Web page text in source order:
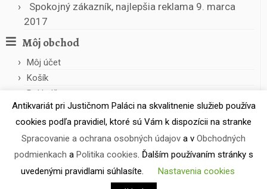
Spokojný zákazník, najlepšia reklama 9. marca
2017
Môj obchod
Môj účet
Košík
Pokladňa
Antikvariát pri Justičnom Paláci
Antikvariát pri Justičnom Paláci na skvalitnenie služieb používa
cookies podľa pravidiel, ktoré sú Vám k dispozícii na stranke
Spracovanie a ochrana osobných údajov a v Obchodných
podmienkach a Politika cookies. Ďalším používaním stránky s
uvedenými pravidlami súhlasíte.
Nastavenia cookies